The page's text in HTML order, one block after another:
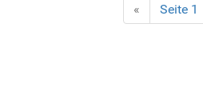
« Seite 1